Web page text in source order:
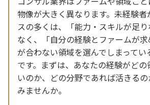
物像が大きく異なります。未経験
スの多くは、「能力・スキルが足
なく、「自分の経験とファームが
が合わない領域を選んでしまってい
です。まずは、あなたの経験がど
いのか、どの分野であれば活きる
みませんか。